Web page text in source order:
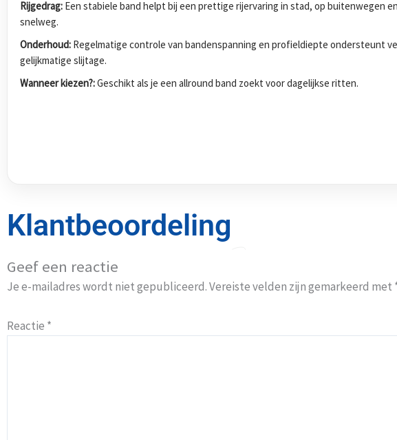
Rijgedrag: Een stabiele band helpt bij een prettige rijervaring in stad, op buitenwegen
snelweg.
Onderhoud: Regelmatige controle van bandenspanning en profieldiepte ondersteunt
gelijkmatige slijtage.
Wanneer kiezen?:Geschikt als je een allround band zoekt voor dagelijkse ritten.
Klantbeoordeling
Geef een reactie
Je e-mailadres wordt niet gepubliceerd.Vereiste velden zijn gemarkeerd met
Reactie *